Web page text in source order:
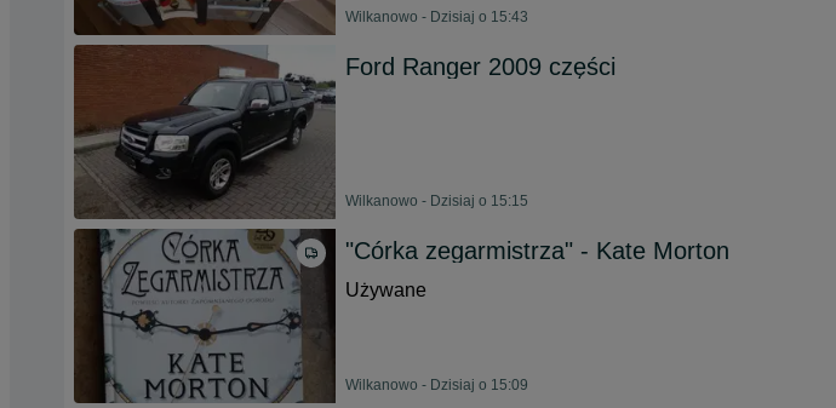
Wilkanowo - Dzisiaj o 15:43
Ford Ranger 2009 części
Wilkanowo - Dzisiaj o 15:15
"Córka zegarmistrza" - Kate Morton
Używane
Wilkanowo - Dzisiaj o 15:09